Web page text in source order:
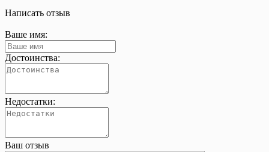
Написать отзыв
Ваше имя:
Достоинства:
Недостатки:
Ваш отзыв